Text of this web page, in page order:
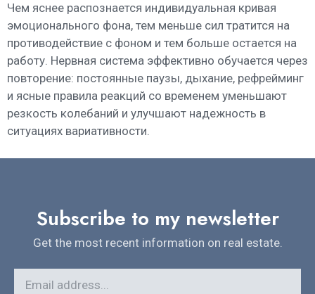
Чем яснее распознается индивидуальная кривая
эмоционального фона, тем меньше сил тратится на
противодействие с фоном и тем больше остается на
работу. Нервная система эффективно обучается через
повторение: постоянные паузы, дыхание, рефрейминг
и ясные правила реакций со временем уменьшают
резкость колебаний и улучшают надежность в
ситуациях вариативности.
Subscribe to my newsletter
Get the most recent information on real estate.